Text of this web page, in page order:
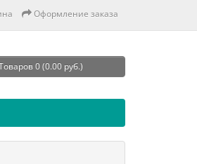
Оформление заказа
0 (0.00 руб.)